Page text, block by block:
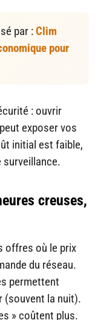
par :Clim
pour
: ouvrir
exposer vos
initial est faible,
surveillance.
creuses,
offres où le prix
du réseau.
permettent
(souvent la nuit).
» coûtent plus.